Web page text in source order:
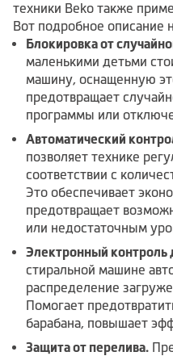
техники Beko также
Вот подробное описание
Блокировка от
маленькими детьми
машину, оснащенную
предотвращает
программы или
Автоматический
позволяет технике
соответствии с
Это обеспечивает
предотвращает
или недостаточным
Электронный контроль
стиральной машине
распределение
Помогает
барабана, повышает
Защита от перелива.